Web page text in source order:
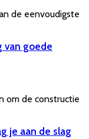
de eenvoudigste
van goede
om de constructie
je aan de slag